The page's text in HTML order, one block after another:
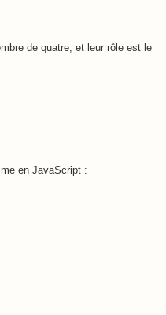
de quatre, et leur rôle est le
en JavaScript :